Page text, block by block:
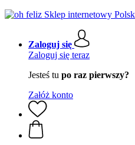
Zaloguj się
Zaloguj się teraz
Jesteś tu po raz pierwszy?
Załóż konto